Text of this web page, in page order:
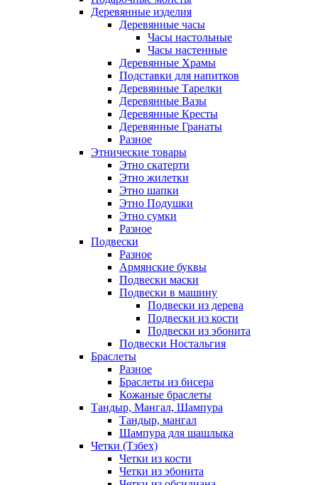
Деревянные изделия
Деревянные часы
Часы настольные
Часы настенные
Деревянные Храмы
Подставки для напитков
Деревянные Тарелки
Деревянные Вазы
Деревянные Кресты
Деревянные Гранаты
Разное
Этнические товары
Этно скатерти
Этно жилетки
Этно шапки
Этно Подушки
Этно сумки
Разное
Подвески
Разное
Армянские буквы
Подвески маски
Подвески в машину
Подвески из дерева
Подвески из кости
Подвески из эбонита
Подвески Ностальгия
Браслеты
Разное
Браслеты из бисера
Кожаные браслеты
Тандыр, Мангал, Шампура
Тандыр, мангал
Шампура для шашлыка
Четки (Тзбех)
Четки из кости
Четки из эбонита